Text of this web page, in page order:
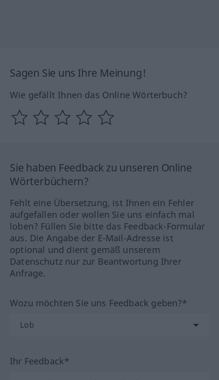
Sagen Sie uns Ihre Meinung!
Wie gefällt Ihnen das Online Wörterbuch?
Sie haben Feedback zu unseren Online
Wörterbüchern?
Fehlt eine Übersetzung, ist Ihnen ein Fehler
aufgefallen oder wollen Sie uns einfach mal
loben? Füllen Sie bitte das Feedback-Formular
aus. Die Angabe der E-Mail-Adresse ist
optional und dient gemäß unserem
Datenschutz nur zur Beantwortung Ihrer
Anfrage.
Wozu möchten Sie uns Feedback geben?*
Ihr Feedback*